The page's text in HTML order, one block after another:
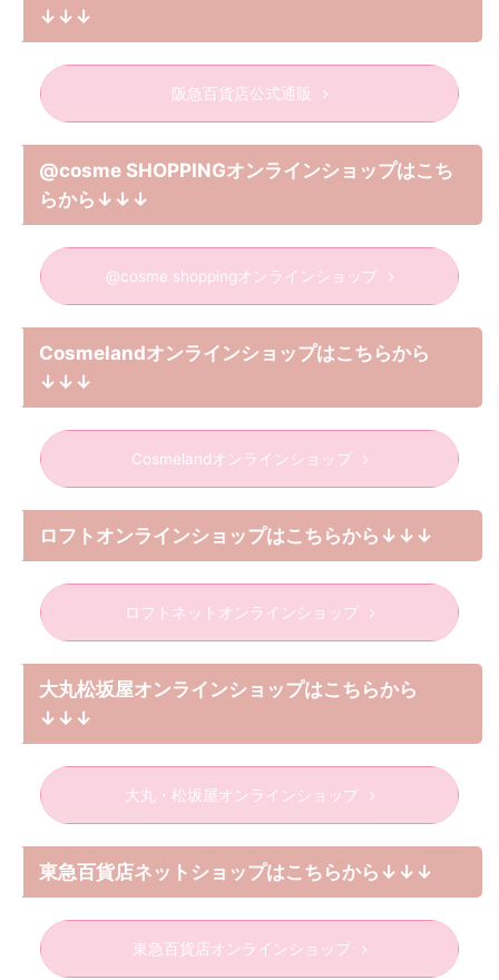
↓↓↓
阪急百貨店公式通販
@cosme SHOPPINGオンラインショップはこち
らから↓↓↓
@cosme shoppingオンラインショップ
Cosmelandオンラインショップはこちらから
↓↓↓
Cosmelandオンラインショップ
ロフトオンラインショップはこちらから↓↓↓
ロフトネットオンラインショップ
大丸松坂屋オンラインショップはこちらから
↓↓↓
大丸・松坂屋オンラインショップ
東急百貨店ネットショップはこちらから↓↓↓
東急百貨店オンラインショップ